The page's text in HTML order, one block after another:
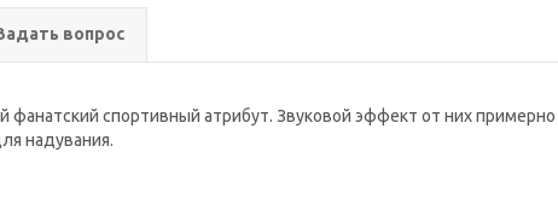
вопрос
спортивный атрибут. Звуковой эффект от них
надувания.